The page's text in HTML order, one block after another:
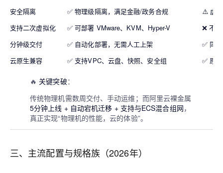
安全隔离
✅ 物理级隔离，满足金融/政务合规
⚠️ 虚
支持二次虚拟化
✅ 可部署 VMware、KVM、Hyper-V
❌ 不
分钟级交付
✅ 自动化部署，无需人工上架
✅ 同
云原生兼容
✅ 支持VPC、云盘、快照、安全组 ✅ 原
🔥 关键突破：
传统物理机需数周交付、手动运维；而阿里云裸金属
5分钟上线 + 自动宕机迁移 + 支持与ECS混合组网，
真正实现“物理机的性能，云的体验”。
三、主流配置与规格族（2026年）